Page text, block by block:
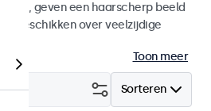
geven een haarscherp beeld
beschikken over veelzijdige
Toon meer
Sorteren